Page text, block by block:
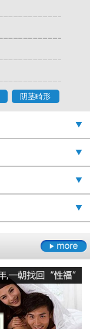
阴茎畸形